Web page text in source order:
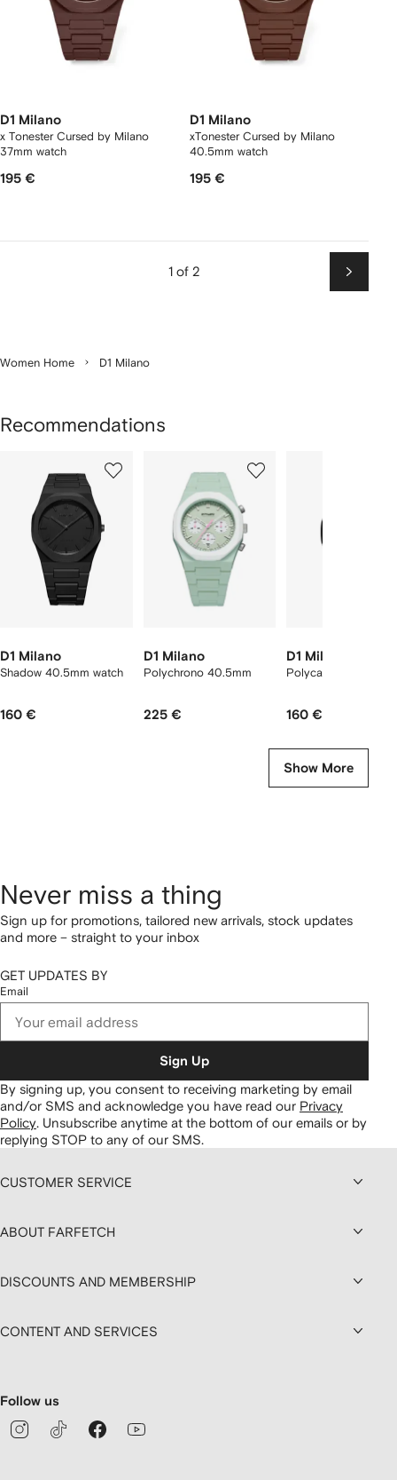
D1 Milano
x Tonester Cursed by Milano
37mm watch
195 €
D1 Milano
xTonester Cursed by Milano
40.5mm watch
195 €
1 of 2
Next
Women Home D1 Milano
Recommendations
D1 Milano
Shadow 40.5mm watch
160 €
D1 Milano
Polychrono 40.5mm
225 €
D1 Milano
Polycarbon 32mm
160 €
Show More
Never miss a thing
Sign up for promotions, tailored new arrivals, stock updates
and more – straight to your inbox
GET UPDATES BY
Email
Sign Up
By signing up, you consent to receiving marketing by email
and/or SMS and acknowledge you have read our Privacy
Policy. Unsubscribe anytime at the bottom of our emails or by
replying STOP to any of our SMS.
CUSTOMER SERVICE
ABOUT FARFETCH
DISCOUNTS AND MEMBERSHIP
CONTENT AND SERVICES
Follow us